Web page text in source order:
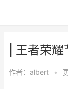
| 王者荣
作者： albert •